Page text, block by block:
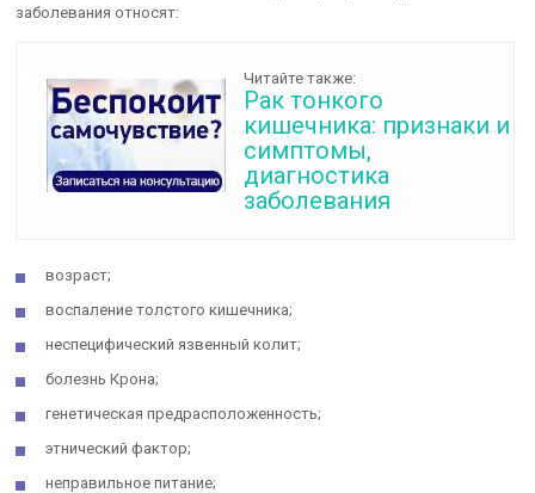
заболевания относят:
Читайте также:
Рак тонкого
кишечника: признаки и
симптомы,
диагностика
заболевания
возраст;
воспаление толстого кишечника;
неспецифический язвенный колит;
болезнь Крона;
генетическая предрасположенность;
этнический фактор;
неправильное питание;